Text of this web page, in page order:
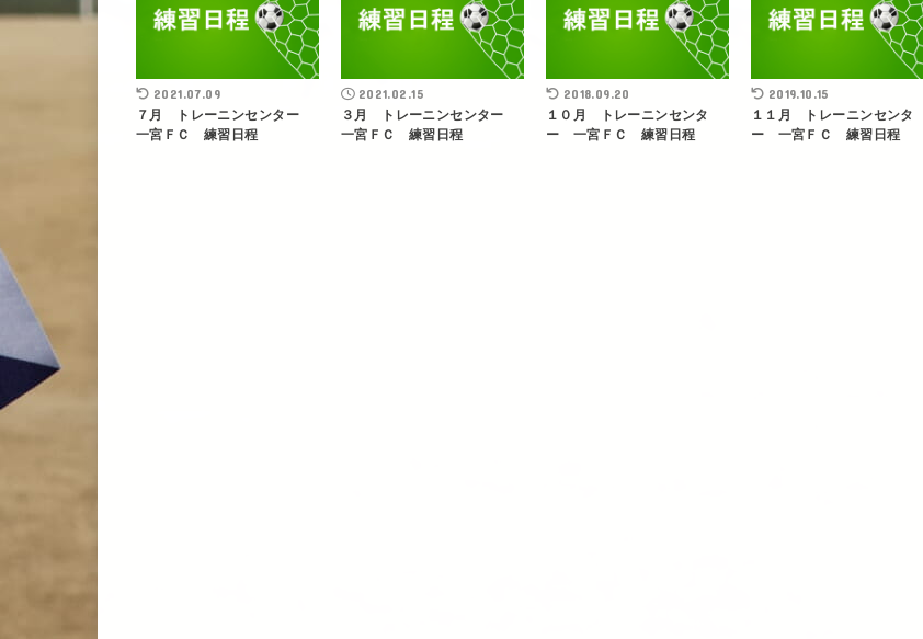
2021.07.09
７月 トレーニンセンター
一宮ＦＣ 練習日程
2021.02.15
３月 トレーニンセンター
一宮ＦＣ 練習日程
2018.09.20
１０月 トレーニンセンタ
ー 一宮ＦＣ 練習日程
2019.10.15
１１月 トレーニンセンタ
ー 一宮ＦＣ 練習日程